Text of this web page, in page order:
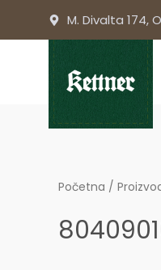
M. Divalta 174,
Početna /